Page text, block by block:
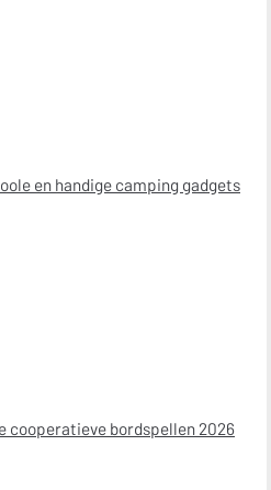
en handige camping gadgets
cooperatieve bordspellen 2026